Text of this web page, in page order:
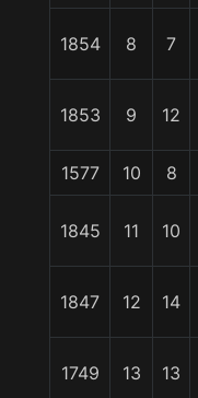
1854 8 7
1853 9 12
1577 10 8
1845 11 10
1847 12 14
1749 13 13